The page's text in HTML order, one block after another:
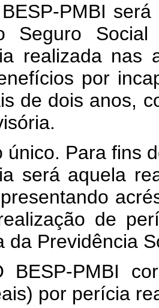
PMBI
Seguro
realizada nas
por
de dois anos,
único. Para fins
será aquela
de
da Previdência
BESP-PMBI
por perícia